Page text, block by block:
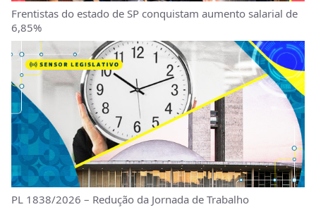
Frentistas do estado de SP conquistam aumento salarial de
6,85%
PL 1838/2026 – Redução da Jornada de Trabalho